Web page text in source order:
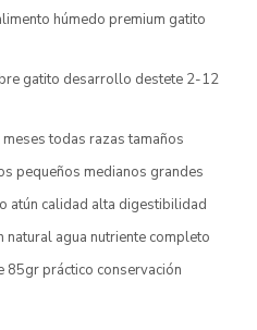
húmedo premium gatito
gatito desarrollo destete 2-12
todas razas tamaños
pequeños medianos grandes
atún calidad alta digestibilidad
agua nutriente completo
práctico conservación